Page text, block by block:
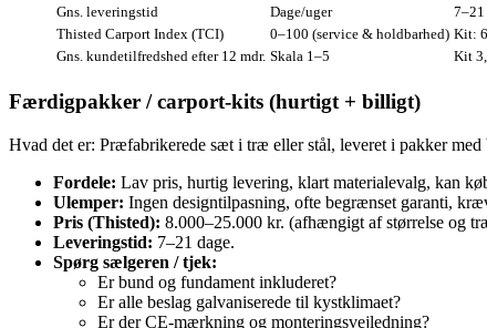
Gns. leveringstid
Dage/uger
7–21
Thisted Carport Index (TCI)
0–100 (service & holdbarhed) Kit:
Gns. kundetilfredshed efter 12 mdr. Skala 1–5 Kit
Færdigpakker / carport‑kits (hurtigt + billigt)
Hvad det er: Præfabrikerede sæt i træ eller stål, leveret i pakker
Fordele: Lav pris, hurtig levering, klart materialevalg, kan
Ulemper: Ingen designtilpasning, ofte begrænset garanti,
Pris (Thisted): 8.000–25.000 kr. (afhængigt af størrelse og
Leveringstid: 7–21 dage.
Spørg sælgeren / tjek:
Er bund og fundament inkluderet?
Er alle beslag galvaniserede til kystklimaet?
Er der CE‑mærkning og monteringsvejledning?